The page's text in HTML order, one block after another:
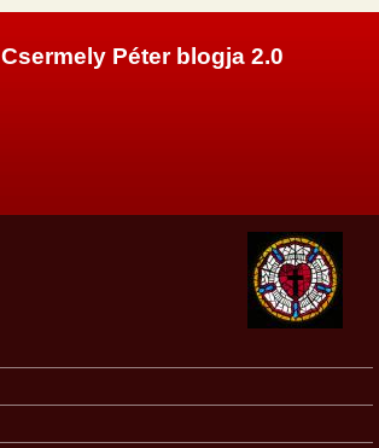
Csermely Péter blogja 2.0